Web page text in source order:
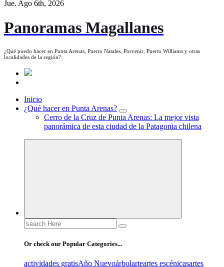
Jue. Ago 6th, 2026
Panoramas Magallanes
¿Qué puedo hacer en Punta Arenas, Puerto Natales, Porvenir, Puerto Williams y otras
localidades de la región?
Inicio
¿Qué hacer en Punta Arenas?
Cerro de la Cruz de Punta Arenas: La mejor vista
panorámica de esta ciudad de la Patagonia chilena
Search
for:
Or check our Popular Categories...
actividades gratisAño Nuevoárbolarteartes escénicasartes